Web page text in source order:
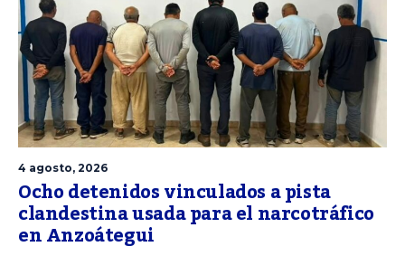
4 agosto, 2026
Ocho detenidos vinculados a pista
clandestina usada para el narcotráfico
en Anzoátegui